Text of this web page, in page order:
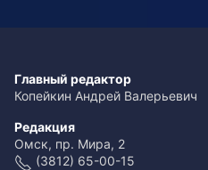
Главный редактор
Копейкин Андрей Валерьевич
Редакция
Омск, пр. Мира, 2
(3812) 65-00-15